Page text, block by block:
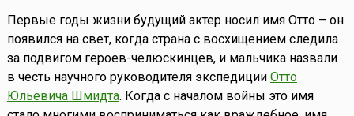
Первые годы жизни будущий актер носил имя Отто – он
появился на свет, когда страна с восхищением следила
за подвигом героев-челюскинцев, и мальчика назвали
в честь научного руководителя экспедиции Отто
Юльевича Шмидта. Когда с началом войны это имя